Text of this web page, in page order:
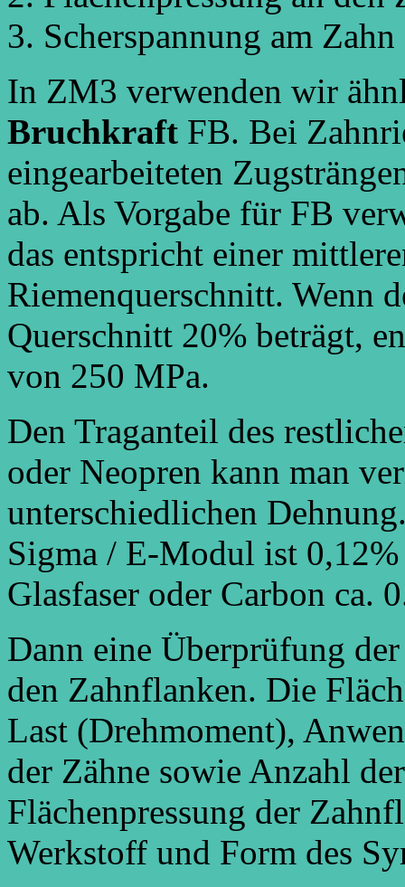
Scherspannung am Zahn
In ZM3 verwenden wir
Bruchkraft FB. Bei
eingearbeiteten
ab. Als Vorgabe für FB
das entspricht einer
Riemenquerschnitt. Wenn
Querschnitt 20% beträgt,
von 250 MPa.
Den Traganteil des
oder Neopren kann man
unterschiedlichen
Sigma / E-Modul ist
Glasfaser oder Carbon ca.
Dann eine Überprüfung
den Zahnflanken. Die
Last (Drehmoment),
der Zähne sowie Anzahl
Flächenpressung der
Werkstoff und Form des